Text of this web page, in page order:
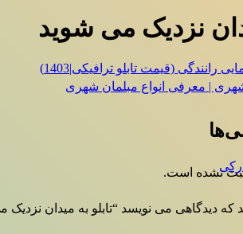
| معرفی انواع مبلمان شهری
نزدیک می شوید
رانندگی (قیمت تابلو ترافیکی|1403)
نشده است.
که دیدگاهی می نویسد “تابلو به میدان نزدیک